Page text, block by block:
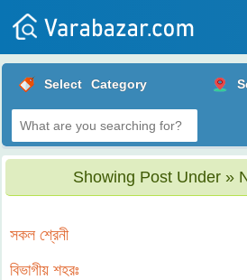
Posts
Login
Select Category
Showing Post Under »
সকল শ্রেনী
বিভাগীয় শহরঃ